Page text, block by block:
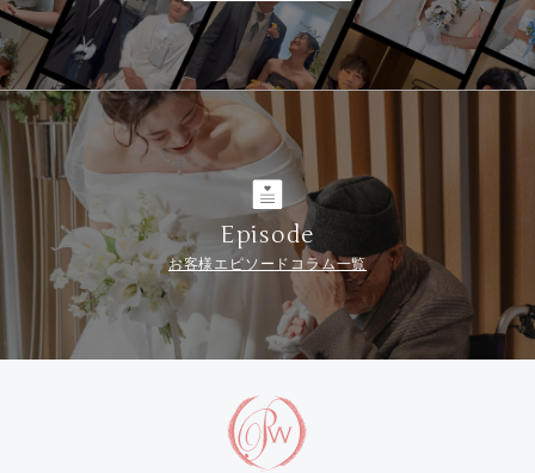
Episode
お客様エピソードコラム一覧